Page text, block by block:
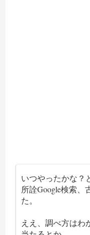
いつやったかな
所詮Google検索、
た。
ええ、調べ方は